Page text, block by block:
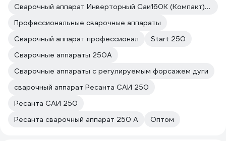
Сварочный аппарат Инверторный Саи160К (Компакт) Ресанта
Профессиональные сварочные аппараты
Сварочный аппарат профессионал
Start 250
Сварочные аппараты 250А
Сварочные аппараты с регулируемым форсажем дуги
сварочный аппарат Ресанта САИ 250
Ресанта САИ 250
Ресанта сварочный аппарат 250 А
Оптом